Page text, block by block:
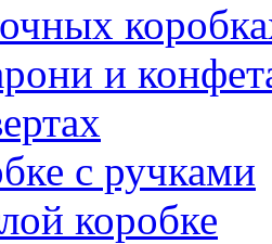
и
с ручками
коробке